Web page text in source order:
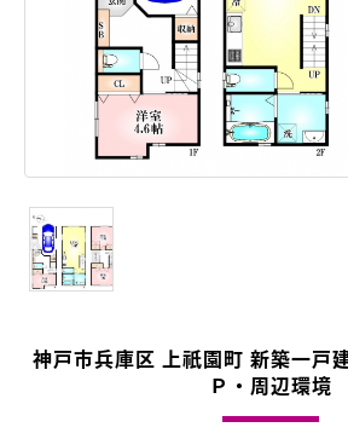
神戸市兵庫区 上祇園町 新築一戸
Ｐ・周辺環境